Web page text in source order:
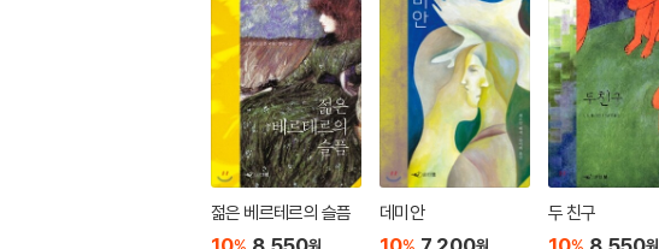
젊은 베르테르의 슬픔
원
데미안
원
두 친구
원